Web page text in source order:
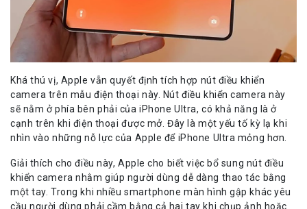
Khá thú vị, Apple vẫn quyết định tích hợp nút điều khiển
camera trên mẫu điện thoại này. Nút điều khiển camera này
sẽ nằm ở phía bên phải của iPhone Ultra, có khả năng là ở
cạnh trên khi điện thoại được mở. Đây là một yếu tố kỳ lạ khi
nhìn vào những nỗ lực của Apple để iPhone Ultra mỏng hơn.
Giải thích cho điều này, Apple cho biết việc bổ sung nút điều
khiển camera nhằm giúp người dùng dễ dàng thao tác bằng
một tay. Trong khi nhiều smartphone màn hình gập khác yêu
cầu người dùng phải cầm bằng cả hai tay khi chụp ảnh hoặc